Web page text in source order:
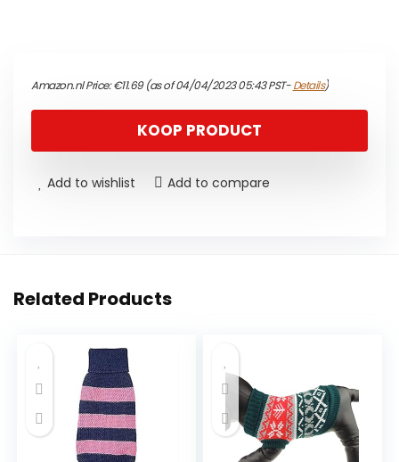
Amazon.nl Price:€11.69(as of 04/04/2023 05:43 PST-Details)
KOOP PRODUCT
Add to wishlist Add to compare
Related Products